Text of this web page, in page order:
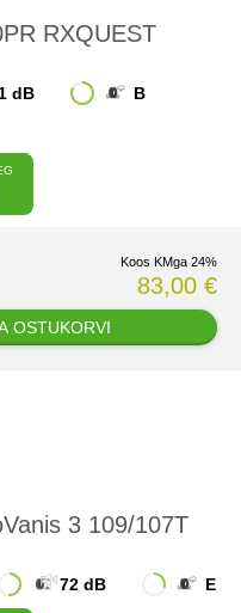
RXQUEST
dB
B
Koos KMga 24%
83,00 €
OSTUKORVI
3 109/107T
72 dB E